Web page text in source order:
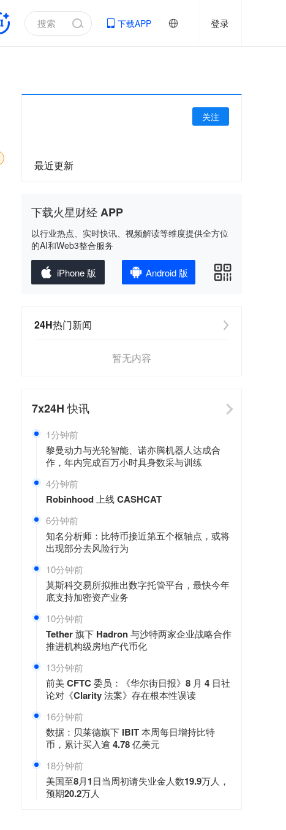
下载APP 登录
关注
最近更新
下载火星财经 APP
以行业热点、实时快讯、视频解读等维度提供全方位
的AI和Web3整合服务
iPhone 版 Android 版
24H热门新闻
暂无内容
7x24H快讯
1分钟前
黎曼动力与光轮智能、诺亦腾机器人达成合
作，年内完成百万小时具身数采与训练
4分钟前
Robinhood 上线 CASHCAT
6分钟前
知名分析师：比特币接近第五个枢轴点，或将
出现部分去风险行为
10分钟前
莫斯科交易所拟推出数字托管平台，最快今年
底支持加密资产业务
10分钟前
Tether 旗下 Hadron 与沙特两家企业战略合作
推进机构级房地产代币化
13分钟前
前美 CFTC 委员：《华尔街日报》8 月 4 日社
论对《Clarity 法案》存在根本性误读
16分钟前
数据：贝莱德旗下 IBIT 本周每日增持比特
币，累计买入逾 4.78 亿美元
18分钟前
美国至8月1日当周初请失业金人数19.9万人，
预期20.2万人